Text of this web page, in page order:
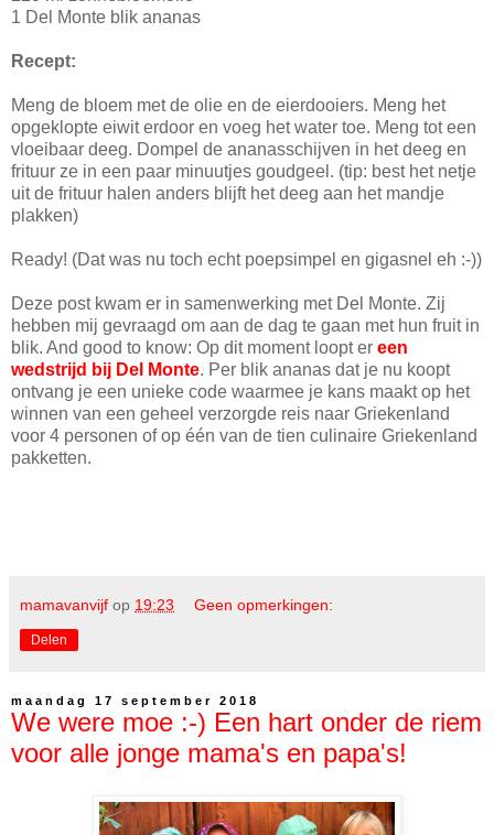
1 Del Monte blik ananas
Recept:
Meng de bloem met de olie en de eierdooiers. Meng het
opgeklopte eiwit erdoor en voeg het water toe. Meng tot een
vloeibaar deeg. Dompel de ananasschijven in het deeg en
frituur ze in een paar minuutjes goudgeel. (tip: best het netje
uit de frituur halen anders blijft het deeg aan het mandje
plakken)
Ready! (Dat was nu toch echt poepsimpel en gigasnel eh :-))
Deze post kwam er in samenwerking met Del Monte. Zij
hebben mij gevraagd om aan de dag te gaan met hun fruit in
blik. And good to know: Op dit moment loopt er een
wedstrijd bij Del Monte. Per blik ananas dat je nu koopt
ontvang je een unieke code waarmee je kans maakt op het
winnen van een geheel verzorgde reis naar Griekenland
voor 4 personen of op één van de tien culinaire Griekenland
pakketten.
mamavanvijf op 19:23 Geen opmerkingen:
Delen
maandag 17 september 2018
We were moe :-) Een hart onder de riem
voor alle jonge mama's en papa's!